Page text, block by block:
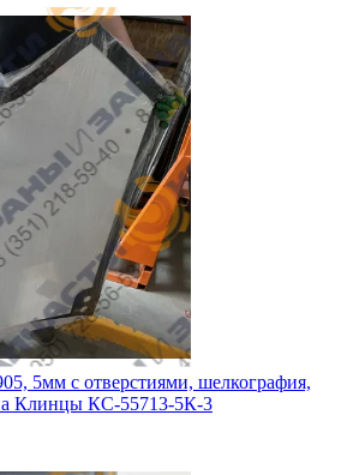
5мм с отверстиями, шелкография,
Клинцы КС-55713-5К-3